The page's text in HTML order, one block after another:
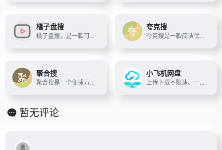
橘子盘搜
橘子盘搜，是一款可以在线搜索百度云盘资源的程序
夸克搜
夸克搜是一款简洁优雅的夸克网盘搜索引擎，页面清爽，资源全面，支持影视、短剧、综艺、动漫等夸克网盘资源搜索。只需输入关键词，即可快速找到相关夸克网盘资源。
聚合搜
聚合搜是一个便捷万能的网盘资源搜索引擎，支持阿里云盘、百度网盘、夸克网盘、迅雷云盘等主流网盘资源搜索，涵盖电影、电视剧、短剧、动漫、软件、音乐、文档、壁纸、学习
小飞机网盘
上传下载不限速、一键转存分享文件，转存文件无上限、小说Office文件免登陆/注册/下载客户端；支持
暂无评论